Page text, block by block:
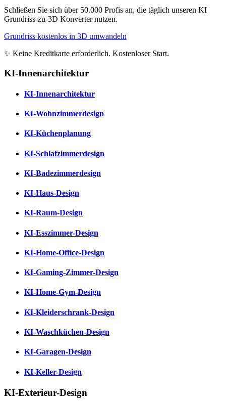
Schließen Sie sich über 50.000 Profis an, die täglich unseren KI
Grundriss-zu-3D Konverter nutzen.
Grundriss kostenlos in 3D umwandeln
✨ Keine Kreditkarte erforderlich. Kostenloser Start.
KI-Innenarchitektur
KI-Innenarchitektur
KI-Wohnzimmerdesign
KI-Küchenplanung
KI-Schlafzimmerdesign
KI-Badezimmerdesign
KI-Haus-Design
KI-Raum-Design
KI-Esszimmer-Design
KI-Home-Office-Design
KI-Gaming-Zimmer-Design
KI-Home-Gym-Design
KI-Kleiderschrank-Design
KI-Waschküchen-Design
KI-Garagen-Design
KI-Keller-Design
KI-Exterieur-Design